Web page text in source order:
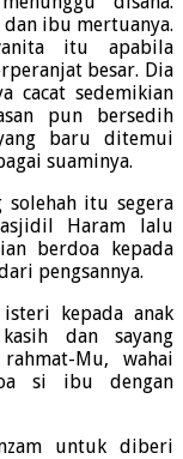
ibu mertuanya.
itu apabila
besar. Dia
cacat sedemikian
pun bersedih
baru ditemui
suaminya.
solehah itu segera
Haram lalu
berdoa kepada
pengsannya.
kepada anak
kasih dan sayang
Mu, wahai
si ibu dengan
untuk diberi